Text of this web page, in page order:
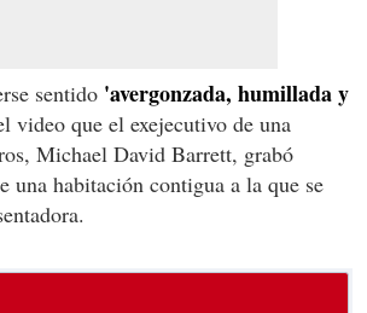
sentido 'avergonzada, humillada y
video que el exejecutivo de una
Michael David Barrett, grabó
una habitación contigua a la que se